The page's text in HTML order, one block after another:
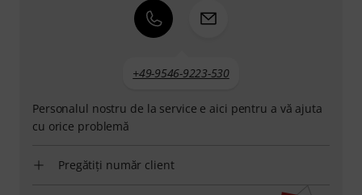
+49-9546-9223-530
Personalul nostru de la service e aici pentru a vă ajuta
cu orice problemă
Pregătiți număr client